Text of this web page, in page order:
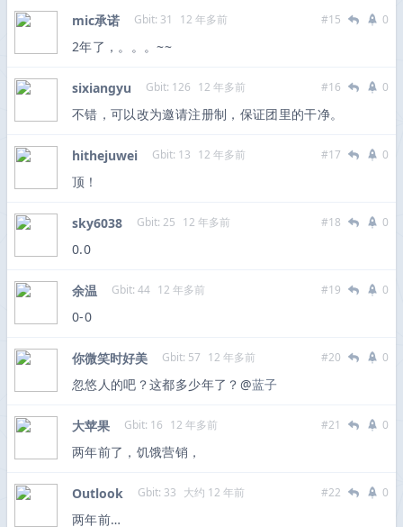
mic承诺 Gbit: 31 12 年多前 #15 0
2年了，。。。~~
sixiangyu Gbit: 126 12 年多前 #16 0
不错，可以改为邀请注册制，保证团里的干净。
hithejuwei Gbit: 13 12 年多前 #17 0
顶！
sky6038 Gbit: 25 12 年多前 #18 0
0.0
余温 Gbit: 44 12 年多前 #19 0
0-0
你微笑时好美 Gbit: 57 12 年多前 #20 0
忽悠人的吧？这都多少年了？@蓝子
大苹果 Gbit: 16 12 年多前 #21 0
两年前了，饥饿营销，
Outlook Gbit: 33 大约 12 年前 #22 0
两年前…